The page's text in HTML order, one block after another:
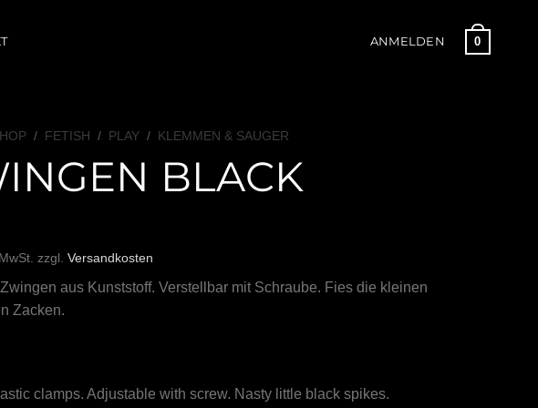
ANMELDEN 0
/ FETISH / PLAY / KLEMMEN & SAUGER
BLACK
zzgl. Versandkosten
aus Kunststoff. Verstellbar mit Schraube. Fies die kleinen
Zacken.
clamps. Adjustable with screw. Nasty little black spikes.